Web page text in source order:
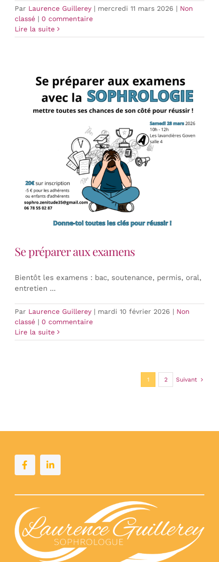
Par Laurence Guillerey | mercredi 11 mars 2026 | Non
classé | 0 commentaire
Lire la suite
Se préparer aux examens
Bientôt les examens : bac, soutenance, permis, oral,
entretien ...
Par Laurence Guillerey | mardi 10 février 2026 | Non
classé | 0 commentaire
Lire la suite
1 2 Suivant